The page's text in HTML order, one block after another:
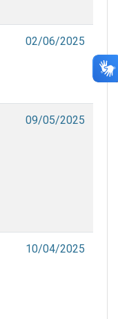
02/06/2025
09/05/2025
10/04/2025